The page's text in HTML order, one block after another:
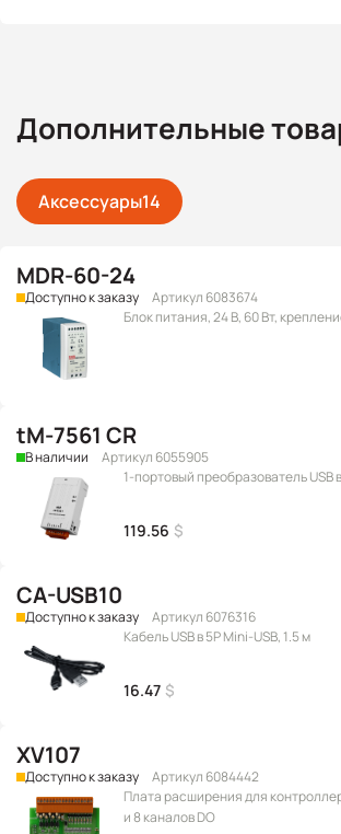
Дополнительные
Аксессуары14
MDR-60-24
Доступно к заказу
Артикул 6083674
Блок питания, 24 В, 60 Вт,
tM-7561 CR
В наличии
Артикул 6055905
1-портовый преобразователь USB
119.56 $
CA-USB10
Доступно к заказу
Артикул 6076316
Кабель USB в 5P Mini-USB, 1.5 м
16.47 $
XV107
Доступно к заказу
Артикул 6084442
Плата расширения для
и 8 каналов DO